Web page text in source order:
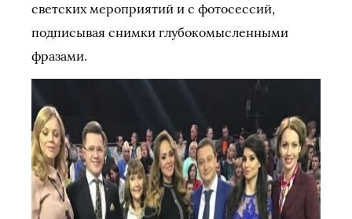
светских мероприятий и с фотосессий,
подписывая снимки глубокомысленными
фразами.